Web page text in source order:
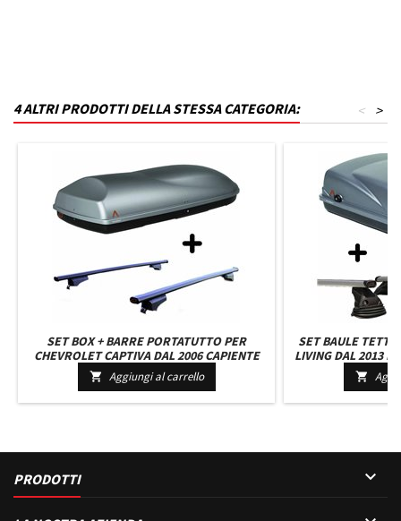
4 ALTRI PRODOTTI DELLA STESSA CATEGORIA: >
<
SET BOX + BARRE PORTATUTTO PER
CHEVROLET CAPTIVA DAL 2006 CAPIENTE
375 LITRI GRIGIO CON SERRATURA BARRE
110 CM + KIT ATTACCHI
 Aggiungi al carrello
SET BAULE
LIVING DAL 2013
GRIGIO CON

PRODOTTI 